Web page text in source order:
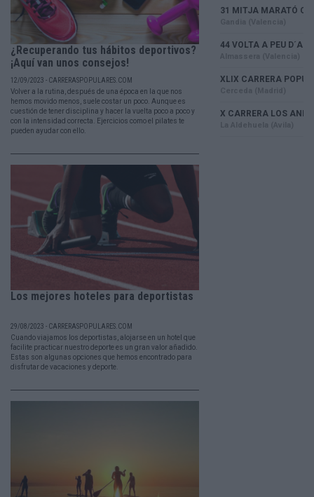
¿Recuperando tus hábitos deportivos?
¡Aquí van unos consejos!
12/09/2023 - CARRERASPOPULARES.COM
Volver a la rutina, después de una época en la que nos
hemos movido menos, suele costar un poco. Aunque es
cuestión de tener disciplina y hacer la vuelta poco a poco y
con la intensidad correcta. Ejercicios como el pilates te
pueden ayudar con ello.
Los mejores hoteles para deportistas
29/08/2023 - CARRERASPOPULARES.COM
Cuando viajamos los deportistas, alojarse en un hotel que
facilite practicar nuestro deporte es un gran valor añadido.
Estas son algunas opciones que hemos encontrado para
disfrutar de vacaciones y deporte.